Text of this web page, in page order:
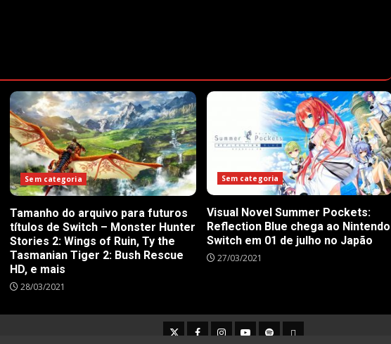
Sem categoria
Tamanho do arquivo para futuros
títulos de Switch – Monster Hunter
Stories 2: Wings of Ruin, Ty the
Tasmanian Tiger 2: Bush Rescue
HD, e mais
28/03/2021
Sem categoria
Visual Novel Summer Pockets:
Reflection Blue chega ao Nintendo
Switch em 01 de julho no Japão
27/03/2021
TwitterFacebook
Instagram
YoutubeSpotifyCookie